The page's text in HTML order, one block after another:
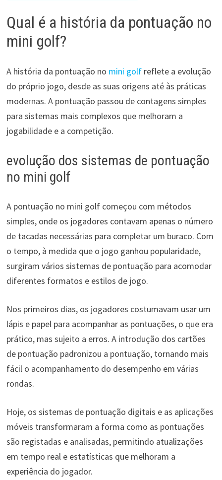
Qual é a história da pontuação no
mini golf?
A história da pontuação no mini golfreflete a evolução
do próprio jogo, desde as suas origens até às práticas
modernas. A pontuação passou de contagens simples
para sistemas mais complexos que melhoram a
jogabilidade e a competição.
evolução dos sistemas de pontuação
no mini golf
A pontuação no mini golf começou com métodos
simples, onde os jogadores contavam apenas o número
de tacadas necessárias para completar um buraco. Com
o tempo, à medida que o jogo ganhou popularidade,
surgiram vários sistemas de pontuação para acomodar
diferentes formatos e estilos de jogo.
Nos primeiros dias, os jogadores costumavam usar um
lápis e papel para acompanhar as pontuações, o que era
prático, mas sujeito a erros. A introdução dos cartões
de pontuação padronizou a pontuação, tornando mais
fácil o acompanhamento do desempenho em várias
rondas.
Hoje, os sistemas de pontuação digitais e as aplicações
móveis transformaram a forma como as pontuações
são registadas e analisadas, permitindo atualizações
em tempo real e estatísticas que melhoram a
experiência do jogador.